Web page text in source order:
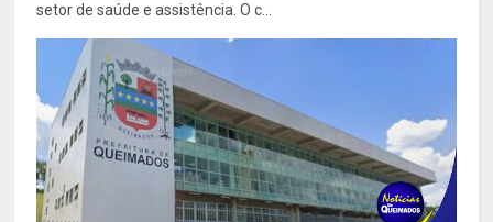
setor de saúde e assistência. O c...